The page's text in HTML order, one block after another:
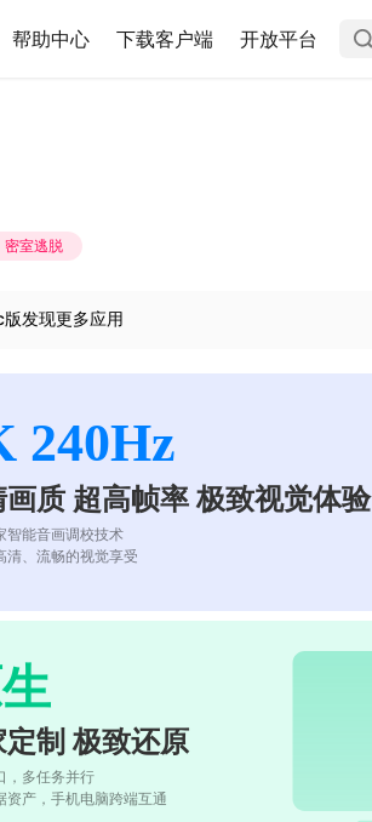
帮助中心 下载客户端 开放平台
密室逃脱
发现更多应用
240Hz
画质 超高帧率 极致视觉体验
智能音画调校技术
清、流畅的视觉享受
制 极致还原
，多任务并行
资产，手机电脑跨端互通